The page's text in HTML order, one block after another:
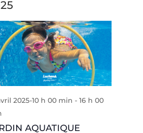
AQUATIQUE
2025-10 h 00 min -16 h 00